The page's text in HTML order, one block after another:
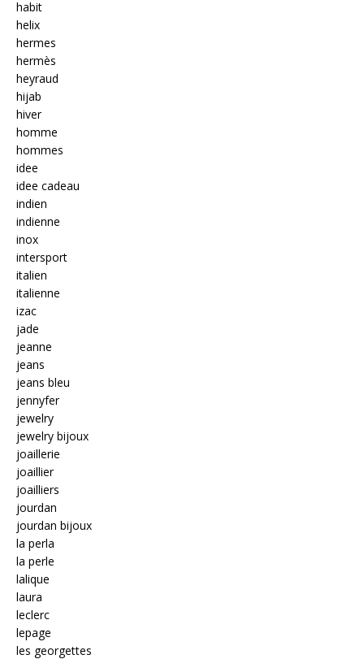
habit
helix
hermes
hermès
heyraud
hijab
hiver
homme
hommes
idee
idee cadeau
indien
indienne
inox
intersport
italien
italienne
izac
jade
jeanne
jeans
jeans bleu
jennyfer
jewelry
jewelry bijoux
joaillerie
joaillier
joailliers
jourdan
jourdan bijoux
la perla
la perle
lalique
laura
leclerc
lepage
les georgettes